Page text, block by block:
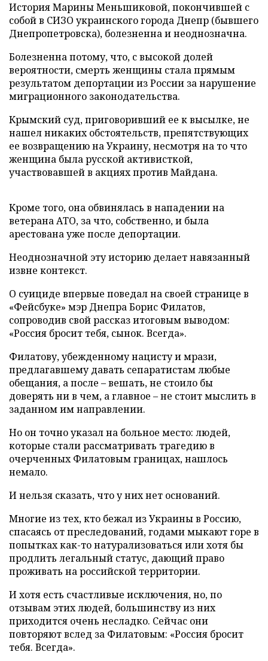
История Марины Меньшиковой, покончившей с
собой в СИЗО украинского города Днепр (бывшего
Днепропетровска), болезненна и неоднозначна.
Болезненна потому, что, с высокой долей
вероятности, смерть женщины стала прямым
результатом депортации из России за нарушение
миграционного законодательства.
Крымский суд, приговоривший ее к высылке, не
нашел никаких обстоятельств, препятствующих
ее возвращению на Украину, несмотря на то что
женщина была русской активисткой,
участвовавшей в акциях против Майдана.
Кроме того, она обвинялась в нападении на
ветерана АТО, за что, собственно, и была
арестована уже после депортации.
Неоднозначной эту историю делает навязанный
извне контекст.
О суициде впервые поведал на своей странице в
«Фейсбуке» мэр Днепра Борис Филатов,
сопроводив свой рассказ итоговым выводом:
«Россия бросит тебя, сынок. Всегда».
Филатову, убежденному нацисту и мрази,
предлагавшему давать сепаратистам любые
обещания, а после – вешать, не стоило бы
доверять ни в чем, а главное – не стоитмыслить в
заданном им направлении.
Но он точно указал на больное место: людей,
которые стали рассматривать трагедию в
очерченных Филатовым границах, нашлось
немало.
И нельзя сказать, что у них нет оснований.
Многие из тех, кто бежал из Украины в Россию,
спасаясь от преследований, годами мыкают горе в
попытках как-то натурализоваться или хотя бы
продлить легальный статус, дающий право
проживать на российской территории.
И хотя есть счастливые исключения, но, по
отзывам этих людей, большинству из них
приходится очень несладко. Сейчас они
повторяют вслед за Филатовым: «Россия бросит
тебя. Всегда».